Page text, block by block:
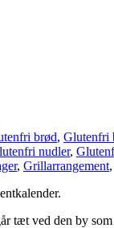
brød, Glutenfri
nudler,
, Grillarrangement,
tæt ved den by som